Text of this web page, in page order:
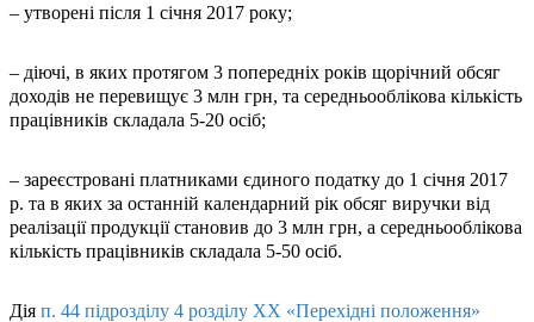
– утворені після 1 січня 2017 року;
– діючі, в яких протягом 3 попередніх років щорічний обсяг
доходів не перевищує 3 млн грн, та середньооблікова кількість
працівників складала 5-20 осіб;
– зареєстровані платниками єдиного податку до 1 січня 2017
р. та в яких за останній календарний рік обсяг виручки від
реалізації продукції становив до 3 млн грн, а середньооблікова
кількість працівників складала 5-50 осіб.
Дія п. 44 підрозділу 4 розділу ХХ «Перехідні положення»